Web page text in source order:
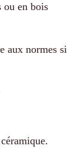
ou en bois
aux normes si